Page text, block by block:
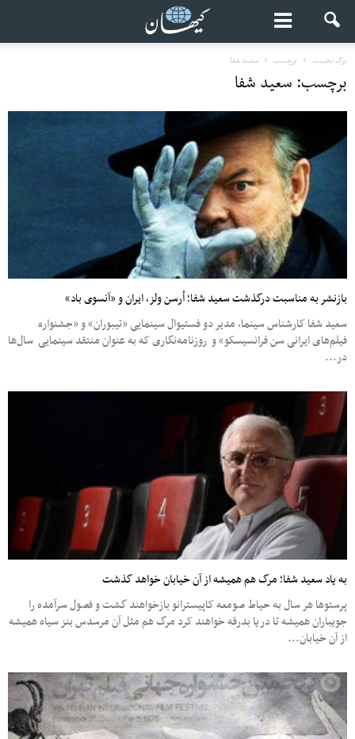
برگ نخست برچسب سعید شفا
برچسب: سعید شفا
بازنشر به مناسبت درگذشت سعید شفا؛ اُرسن ولز، ایران و «آنسوی باد»
سعید شفا کارشناس سینما، مدیر دو فستیوال سینمایی «تیبوران» و «جشنواره
فیلم‌های ایرانی سن فرانسیسکو» و روزنامه‌نگاری که به عنوان منتقد سینمایی سال‌ها
در...
به یاد سعید شفا؛ مرگ هم همیشه از آن خیابان خواهد گذشت
پرستوها هر سال به حیاط صومعه کاپیسترانو بازخواهند گشت و فصول سرآمده را
جویباران همیشه تا دریا بدرقه خواهند کرد مرگ هم مثل آن مرسدس بنز سیاه همیشه
از آن خیابان...